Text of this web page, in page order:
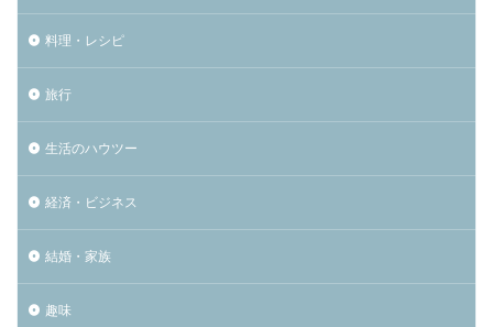
料理・レシピ
旅行
生活のハウツー
経済・ビジネス
結婚・家族
趣味